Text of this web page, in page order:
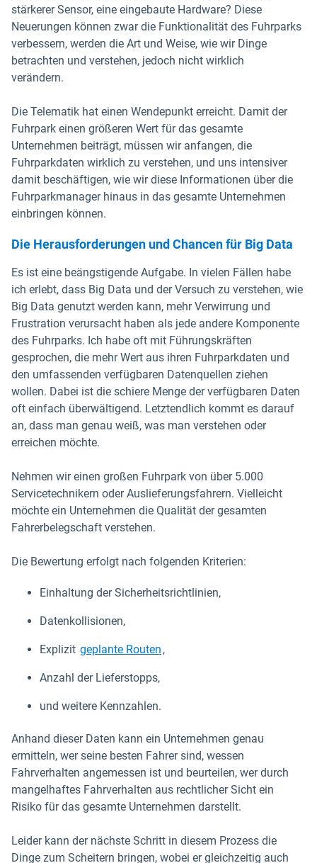
stärkerer Sensor, eine eingebaute Hardware? Diese
Neuerungen können zwar die Funktionalität des Fuhrparks
verbessern, werden die Art und Weise, wie wir Dinge
betrachten und verstehen, jedoch nicht wirklich
verändern.
Die Telematik hat einen Wendepunkt erreicht. Damit der
Fuhrpark einen größeren Wert für das gesamte
Unternehmen beiträgt, müssen wir anfangen, die
Fuhrparkdaten wirklich zu verstehen, und uns intensiver
damit beschäftigen, wie wir diese Informationen über die
Fuhrparkmanager hinaus in das gesamte Unternehmen
einbringen können.
Die Herausforderungen und Chancen für Big Data
Es ist eine beängstigende Aufgabe. In vielen Fällen habe
ich erlebt, dass Big Data und der Versuch zu verstehen, wie
Big Data genutzt werden kann, mehr Verwirrung und
Frustration verursacht haben als jede andere Komponente
des Fuhrparks. Ich habe oft mit Führungskräften
gesprochen, die mehr Wert aus ihren Fuhrparkdaten und
den umfassenden verfügbaren Datenquellen ziehen
wollen. Dabei ist die schiere Menge der verfügbaren Daten
oft einfach überwältigend. Letztendlich kommt es darauf
an, dass man genau weiß, was man verstehen oder
erreichen möchte.
Nehmen wir einen großen Fuhrpark von über 5.000
Servicetechnikern oder Auslieferungsfahrern. Vielleicht
möchte ein Unternehmen die Qualität der gesamten
Fahrerbelegschaft verstehen.
Die Bewertung erfolgt nach folgenden Kriterien:
Einhaltung der Sicherheitsrichtlinien,
Datenkollisionen,
Explizit geplante Routen ,
Anzahl der Lieferstopps,
und weitere Kennzahlen.
Anhand dieser Daten kann ein Unternehmen genau
ermitteln, wer seine besten Fahrer sind, wessen
Fahrverhalten angemessen ist und beurteilen, wer durch
mangelhaftes Fahrverhalten aus rechtlicher Sicht ein
Risiko für das gesamte Unternehmen darstellt.
Leider kann der nächste Schritt in diesem Prozess die
Dinge zum Scheitern bringen, wobei er gleichzeitig auch